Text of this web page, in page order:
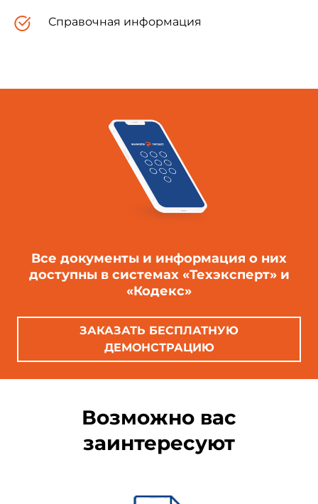
Справочная информация
Все документы и информация о них
доступны в системах «Техэксперт» и
«Кодекс»
ЗАКАЗАТЬ БЕСПЛАТНУЮ
ДЕМОНСТРАЦИЮ
Возможно вас
заинтересуют